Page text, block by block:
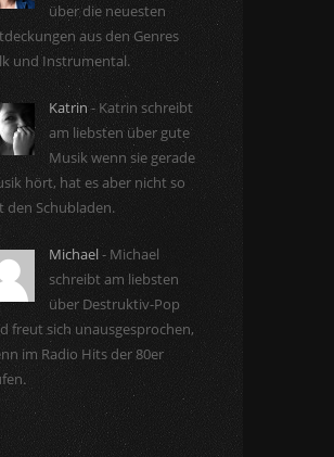
über die neuesten
aus den Genres
und Instrumental.
Katrin- Katrin schreibt
am liebsten über gute
Musik wenn sie gerade
hört, hat es aber nicht so
den Schubladen.
Michael- Michael
schreibt am liebsten
über Destruktiv-Pop
freut sich unausgesprochen,
im Radio Hits der 80er